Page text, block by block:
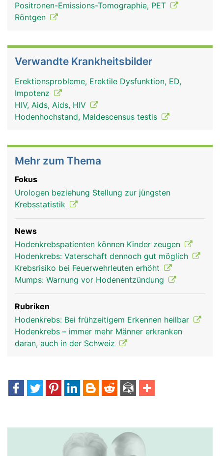
Positronen-Emissions-Tomographie, PET
Röntgen
Verwandte Krankheitsbilder
Erektionsprobleme, Erektile Dysfunktion, ED,
Impotenz
HIV, Aids, Aids, HIV
Hodenhochstand, Maldescensus testis
Mehr zum Thema
Fokus
Urologen beziehung Stellung zur jüngsten
Krebsstatistik
News
Hodenkrebspatienten können Kinder zeugen
Hodenkrebs: Vaterschaft dennoch gut möglich
Krebsrisiko bei Feuerwehrleuten erhöht
Mumps: Warnung vor Hodenentzündung
Rubriken
Hodenkrebs: Bei frühzeitigem Erkennen heilbar
Hodenkrebs – immer mehr Männer erkranken
daran, auch in der Schweiz